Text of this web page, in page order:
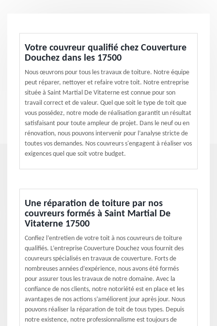
Votre couvreur qualifié chez Couverture
Douchez dans les 17500
Nous œuvrons pour tous les travaux de toiture. Notre équipe
peut réparer, nettoyer et refaire votre toit. Notre entreprise
située à Saint Martial De Vitaterne est connue pour son
travail correct et de valeur. Quel que soit le type de toit que
vous possédez, notre mode de réalisation garantit un résultat
satisfaisant pour toute ampleur de projet. Dans le neuf ou en
rénovation, nous pouvons intervenir pour l’analyse stricte de
toutes vos demandes. Nos couvreurs s'engagent à réaliser vos
exigences quel que soit votre budget.
Une réparation de toiture par nos
couvreurs formés à Saint Martial De
Vitaterne 17500
Confiez l’entretien de votre toit à nos couvreurs de toiture
qualifiés. L’entreprise Couverture Douchez vous fournit des
couvreurs spécialisés en travaux de couverture. Forts de
nombreuses années d’expérience, nous avons été formés
pour assurer tous les travaux de notre domaine. Avec la
confiance de nos clients, notre notoriété est en place et les
avantages de nos actions s’améliorent jour après jour. Nous
pouvons réaliser la réparation de toit de tous types. Depuis
notre existence, notre professionnalisme est toujours de